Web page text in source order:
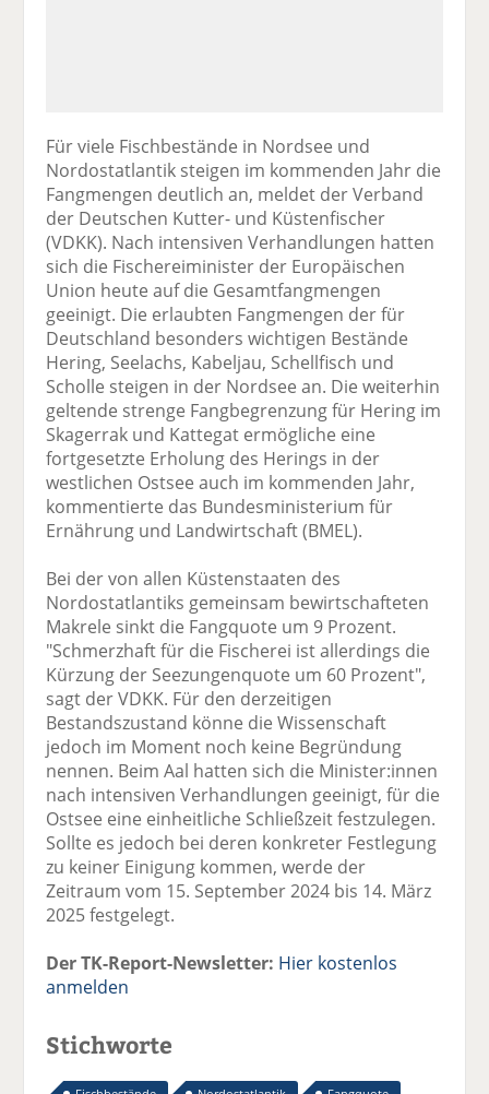
Für viele Fischbestände in Nordsee und
Nordostatlantik steigen im kommenden Jahr die
Fangmengen deutlich an, meldet der Verband
der Deutschen Kutter- und Küstenfischer
(VDKK). Nach intensiven Verhandlungen hatten
sich die Fischereiminister der Europäischen
Union heute auf die Gesamtfangmengen
geeinigt. Die erlaubten Fangmengen der für
Deutschland besonders wichtigen Bestände
Hering, Seelachs, Kabeljau, Schellfisch und
Scholle steigen in der Nordsee an. Die weiterhin
geltende strenge Fangbegrenzung für Hering im
Skagerrak und Kattegat ermögliche eine
fortgesetzte Erholung des Herings in der
westlichen Ostsee auch im kommenden Jahr,
kommentierte das Bundesministerium für
Ernährung und Landwirtschaft (BMEL).
Bei der von allen Küstenstaaten des
Nordostatlantiks gemeinsam bewirtschafteten
Makrele sinkt die Fangquote um 9 Prozent.
"Schmerzhaft für die Fischerei ist allerdings die
Kürzung der Seezungenquote um 60 Prozent",
sagt der VDKK. Für den derzeitigen
Bestandszustand könne die Wissenschaft
jedoch im Moment noch keine Begründung
nennen. Beim Aal hatten sich die Minister:innen
nach intensiven Verhandlungen geeinigt, für die
Ostsee eine einheitliche Schließzeit festzulegen.
Sollte es jedoch bei deren konkreter Festlegung
zu keiner Einigung kommen, werde der
Zeitraum vom 15. September 2024 bis 14. März
2025 festgelegt.
Der TK-Report-Newsletter: Hier kostenlos
anmelden
Stichworte